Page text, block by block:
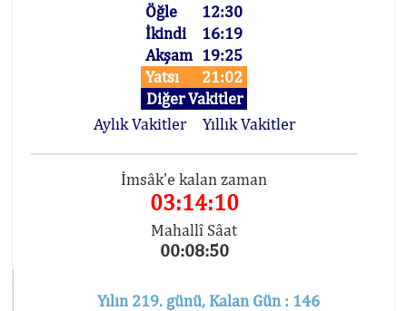
Öğle
12:30
İkindi
16:19
Akşam 19:25
Yatsı
21:02
Diğer Vakitler
Aylık Vakitler
Yıllık Vakitler
İmsâk'e kalan zaman
03:14:10
Mahallî Sâat
00:08:50
Yılın 219. günü, Kalan Gün : 146